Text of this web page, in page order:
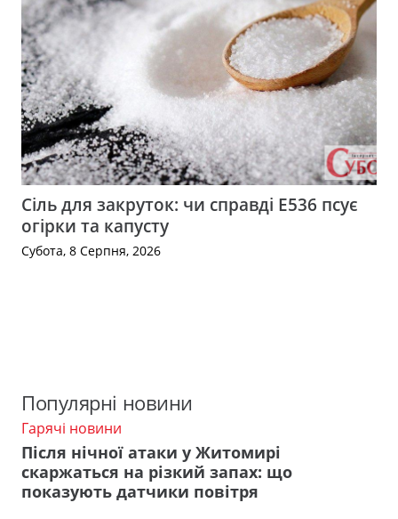
Сіль для закруток: чи справді Е536 псує
огірки та капусту
Субота, 8 Серпня, 2026
Популярні новини
Гарячі новини
Після нічної атаки у Житомирі
скаржаться на різкий запах: що
показують датчики повітря